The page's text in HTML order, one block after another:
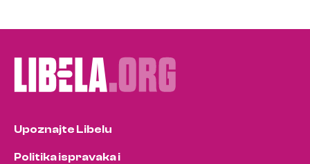
Upoznajte Libelu
Politika ispravaka i